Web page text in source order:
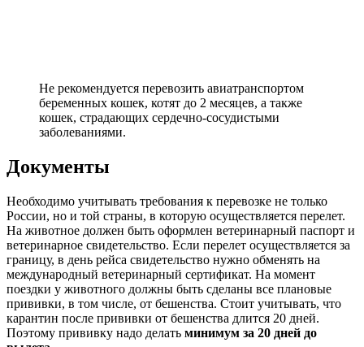
Не рекомендуется перевозить авиатранспортом
беременных кошек, котят до 2 месяцев, а также
кошек, страдающих сердечно-сосудистыми
заболеваниями.
Документы
Необходимо учитывать требования к перевозке не только
России, но и той страны, в которую осуществляется перелет.
На животное должен быть оформлен ветеринарный паспорт и
ветеринарное свидетельство. Если перелет осуществляется за
границу, в день рейса свидетельство нужно обменять на
международный ветеринарный сертификат. На момент
поездки у животного должны быть сделаны все плановые
прививки, в том числе, от бешенства. Стоит учитывать, что
карантин после прививки от бешенства длится 20 дней.
Поэтому прививку надо делать минимум за 20 дней до